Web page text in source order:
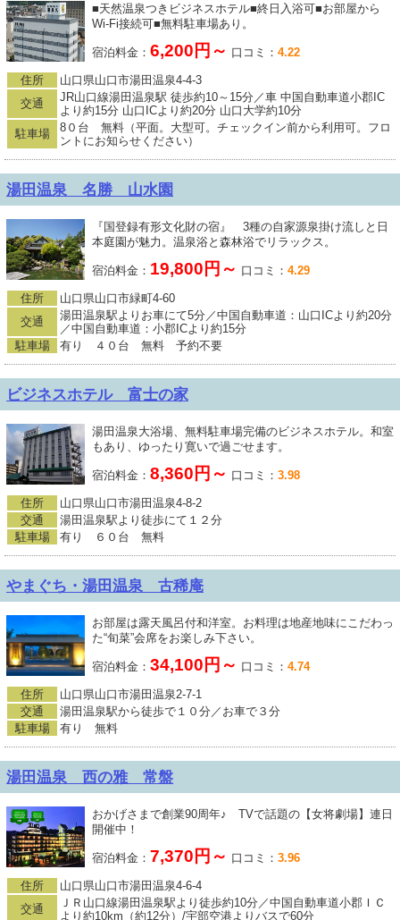
■天然温泉つきビジネスホテル■終日入浴可■お部屋から
Wi-Fi接続可■無料駐車場あり。
宿泊料金： 6,200円～ 口コミ： 4.22
住所
山口県山口市湯田温泉4-4-3
交通
JR山口線湯田温泉駅 徒歩約10～15分／車 中国自動車道小郡IC
より約15分 山口ICより約20分 山口大学約10分
駐車場
8０台 無料（平面。大型可。チェックイン前から利用可。フロ
ントにお知らせください）
湯田温泉 名勝 山水園
『国登録有形文化財の宿』 3種の自家源泉掛け流しと日
本庭園が魅力。温泉浴と森林浴でリラックス。
宿泊料金： 19,800円～ 口コミ： 4.29
住所
山口県山口市緑町4-60
交通
湯田温泉駅よりお車にて5分／中国自動車道：山口ICより約20分
／中国自動車道：小郡ICより約15分
駐車場
有り ４０台 無料 予約不要
ビジネスホテル 富士の家
湯田温泉大浴場、無料駐車場完備のビジネスホテル。和室
もあり、ゆったり寛いで過ごせます。
宿泊料金： 8,360円～ 口コミ： 3.98
住所
山口県山口市湯田温泉4-8-2
交通
湯田温泉駅より徒歩にて１２分
駐車場
有り ６０台 無料
やまぐち・湯田温泉 古稀庵
お部屋は露天風呂付和洋室。お料理は地産地味にこだわっ
た“旬菜”会席をお楽しみ下さい。
宿泊料金： 34,100円～ 口コミ： 4.74
住所
山口県山口市湯田温泉2-7-1
交通
湯田温泉駅から徒歩で１０分／お車で３分
駐車場
有り 無料
湯田温泉 西の雅 常盤
おかげさまで創業90周年♪ TVで話題の【女将劇場】連日
開催中！
宿泊料金： 7,370円～ 口コミ： 3.96
住所
山口県山口市湯田温泉4-6-4
交通
ＪＲ山口線湯田温泉駅より徒歩約10分／中国自動車道小郡ＩＣ
より約10km（約12分）/宇部空港よりバスで60分